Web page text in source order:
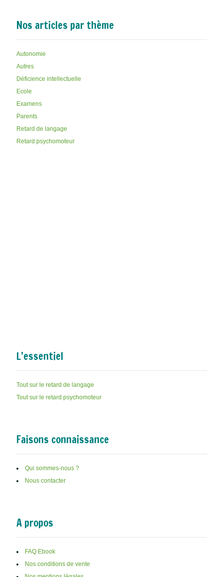
Nos articles par thème
Autonomie
Autres
Déficience intellectuelle
Ecole
Examens
Parents
Retard de langage
Retard psychomoteur
L’essentiel
Tout sur le retard de langage
Tout sur le retard psychomoteur
Faisons connaissance
Qui sommes-nous ?
Nous contacter
A propos
FAQ Ebook
Nos conditions de vente